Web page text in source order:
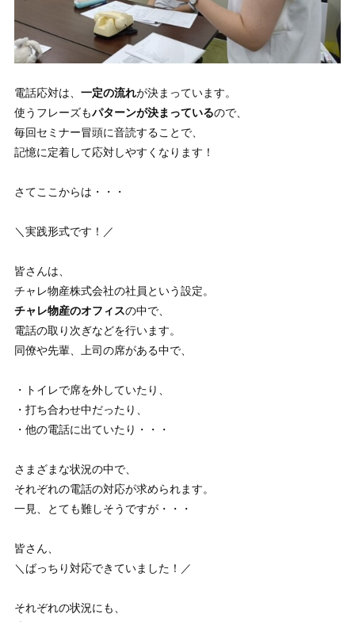
電話応対は、 一定の流れが決まっています。
使うフレーズもパターンが決まっているので、
毎回セミナー冒頭に音読することで、
記憶に定着して応対しやすくなります！
さてここからは・・・
＼実践形式です！／
皆さんは、
チャレ物産株式会社の社員という設定。
チャレ物産のオフィスの中で、
電話の取り次ぎなどを行います。
同僚や先輩、上司の席がある中で、
・トイレで席を外していたり、
・打ち合わせ中だったり、
・他の電話に出ていたり・・・
さまざまな状況の中で、
それぞれの電話の対応が求められます。
一見、とても難しそうですが・・・
皆さん、
＼ばっちり対応できていました！／
それぞれの状況にも、